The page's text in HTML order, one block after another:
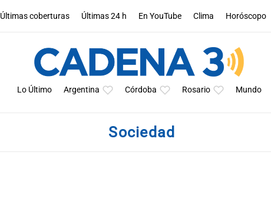
Últimas coberturas Últimas 24 h En YouTube Clima Horóscopo
Lo Último Argentina Córdoba Rosario Mundo
Sociedad